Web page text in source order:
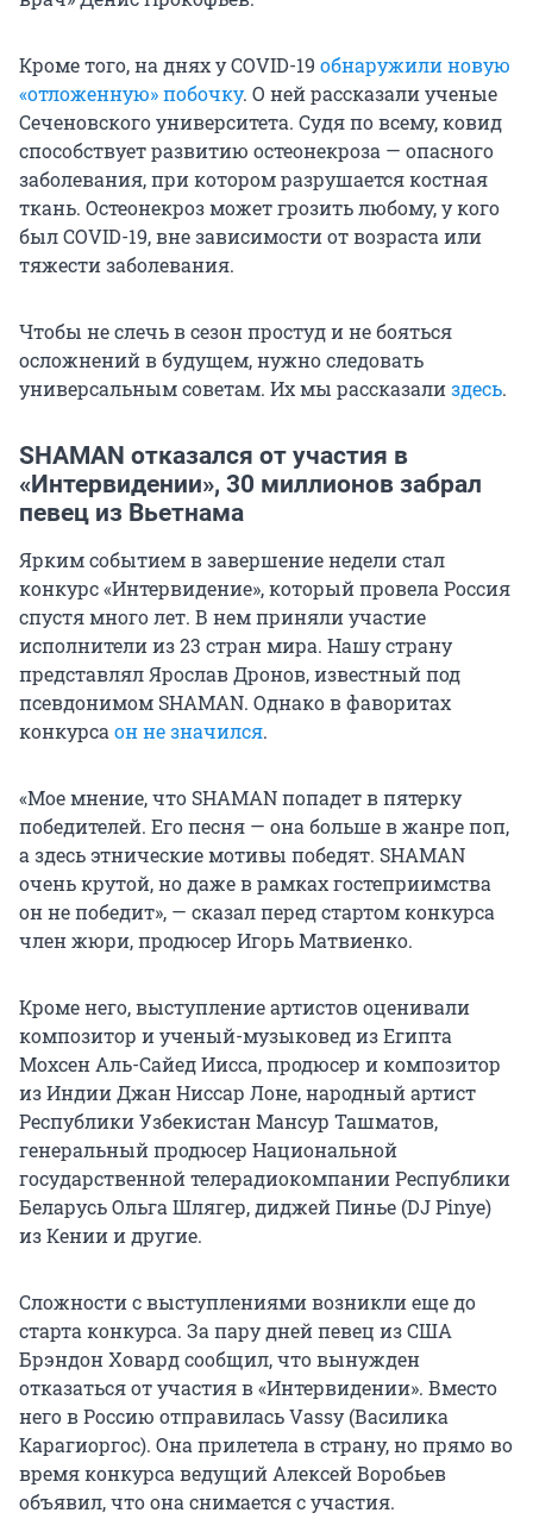
Кроме того, на днях у COVID-19 обнаружили новую
«отложенную» побочку. О ней рассказали ученые
Сеченовского университета. Судя по всему, ковид
способствует развитию остеонекроза — опасного
заболевания, при котором разрушается костная
ткань. Остеонекроз может грозить любому, у кого
был COVID-19, вне зависимости от возраста или
тяжести заболевания.
Чтобы не слечь в сезон простуд и не бояться
осложнений в будущем, нужно следовать
универсальным советам. Их мы рассказализдесь.
SHAMAN отказался от участия в
«Интервидении», 30 миллионов забрал
певец из Вьетнама
Ярким событием в завершение недели стал
конкурс «Интервидение», который провела Россия
спустя много лет. В нем приняли участие
исполнители из23 странмира. Нашу страну
представлял Ярослав Дронов, известный под
псевдонимом SHAMAN. Однако в фаворитах
конкурсаон не значился.
«Мое мнение, что SHAMAN попадет в пятерку
победителей. Его песня — она больше в жанре поп,
а здесь этнические мотивы победят. SHAMAN
очень крутой, но даже в рамках гостеприимства
он не победит», — сказал перед стартом конкурса
член жюри, продюсер Игорь Матвиенко.
Кроме него, выступление артистов оценивали
композитор и ученый-музыковед из Египта
Мохсен Аль-Сайед Иисса, продюсер и композитор
из Индии Джан Ниссар Лоне, народный артист
Республики Узбекистан Мансур Ташматов,
генеральный продюсер Национальной
государственной телерадиокомпании Республики
Беларусь Ольга Шлягер, диджей Пинье (DJ Pinye)
из Кении и другие.
Сложности с выступлениями возникли еще до
старта конкурса. За пару дней певец из США
Брэндон Ховард сообщил, что вынужден
отказаться от участия в «Интервидении». Вместо
него в Россию отправилась Vassy (Василика
Карагиоргос). Она прилетела в страну, но прямо во
время конкурса ведущий Алексей Воробьев
объявил, что она снимается с участия.